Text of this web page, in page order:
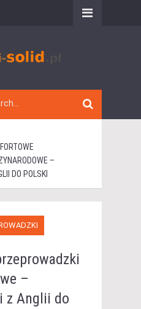
–
DO POLSKI
–
z Anglii do